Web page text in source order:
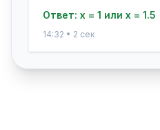
Ответ: x = 1 или x = 1.5
14:32 • 2 сек